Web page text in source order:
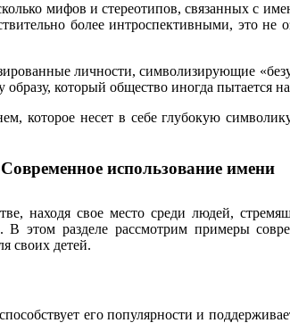
мифов и стереотипов, связанных с
более интроспективными, это
личности, символизирующие
который общество иногда пытается
которое несет в себе глубокую
Современное использование имени
находя свое место среди людей,
В этом разделе рассмотрим примеры
своих детей.
его популярности и